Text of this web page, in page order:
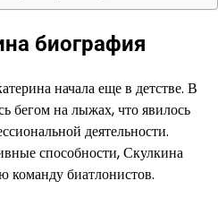
биография
начала еще в детстве. В
бегом на лыжах, что явилось
деятельности.
способности, Скулкина
команду биатлонистов.